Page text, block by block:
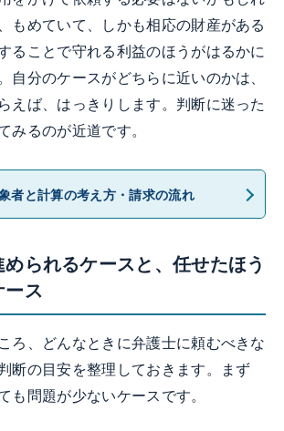
もめていて、しかも相応の財産がある
ることで守れる利益のほうがはるかに
自分のケースがどちらに近いのかは、
えば、はっきりします。判断に迷った
みるのが近道です。
者と計算の考え方・請求の流れ
められるケースと、任せたほう
ース
ろ、どんなときに弁護士に頼むべきな
断の目安を整理しておきます。まず
も問題が少ないケースです。